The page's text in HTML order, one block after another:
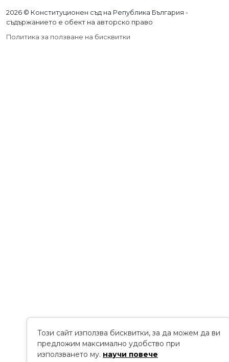
2026 © Конституционен съд на Република България -
съдържанието е обект на авторско право
Политика за ползване на бисквитки
Този сайт използва бисквитки, за да можем да ви
предложим максимално удобство при
използването му. научи повече